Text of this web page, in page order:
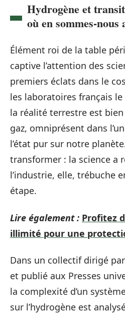
Hydrogène et
où en sommes-
Élément roi de la table
captive l’attention des
premiers éclats dans le
les laboratoires français
la réalité terrestre est
gaz, omniprésent dans
l’état pur sur notre
transformer : la science a
l’industrie, elle, trébuche
étape.
Lire également : Profitez
illimité pour une
Dans un collectif dirigé
et publié aux Presses
la complexité d’un
sur l’hydrogène est